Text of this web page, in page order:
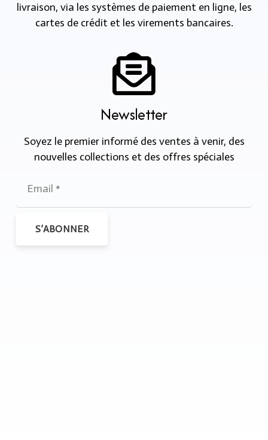
livraison, via les systèmes de paiement en ligne, les
cartes de crédit et les virements bancaires.
Newsletter
Soyez le premier informé des ventes à venir, des
nouvelles collections et des offres spéciales
S’ABONNER